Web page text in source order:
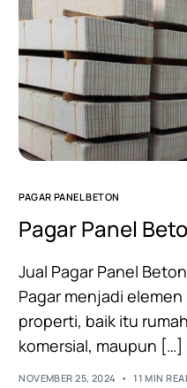
PAGAR PANEL BETON
Pagar Panel
Jual Pagar Panel
Pagar menjadi
properti, baik itu
komersial, maupun […]
NOVEMBER 25, 2024 11 MIN